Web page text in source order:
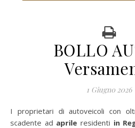
BOLLO
1 Giugno 2026
I proprietari di autoveicoli con oltre 35 Kw con bollo
scadente ad aprile residenti in